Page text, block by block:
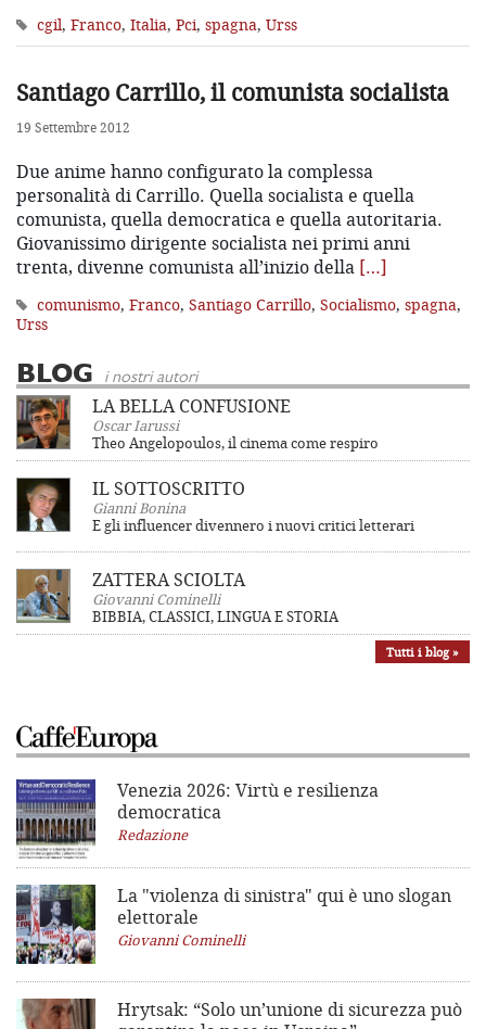
cgil, Franco, Italia, Pci, spagna, Urss
Santiago Carrillo, il comunista socialista
19 Settembre 2012
Due anime hanno configurato la complessa
personalità di Carrillo. Quella socialista e quella
comunista, quella democratica e quella autoritaria.
Giovanissimo dirigente socialista nei primi anni
trenta, divenne comunista all’inizio della […]
comunismo, Franco, Santiago Carrillo, Socialismo, spagna,
Urss
BLOG i nostri autori
LA BELLA CONFUSIONE
Oscar Iarussi
Theo Angelopoulos, il cinema come respiro
IL SOTTOSCRITTO
Gianni Bonina
E gli influencer divennero i nuovi critici letterari
ZATTERA SCIOLTA
Giovanni Cominelli
BIBBIA, CLASSICI, LINGUA E STORIA
Tutti i blog »
Venezia 2026: Virtù e resilienza
democratica
Redazione
La "violenza di sinistra" qui è uno slogan
elettorale
Giovanni Cominelli
Hrytsak: “Solo un’unione di sicurezza può